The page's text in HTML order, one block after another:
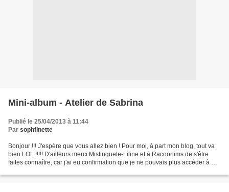
Mini-album - Atelier de Sabrina
Publié le 25/04/2013 à 11:44
Par sophfinette
Bonjour !!! J'espère que vous allez bien ! Pour moi, à part mon blog, tout va
bien LOL !!!!! D'ailleurs merci Mistinguete-Liline et à Racoonims de s'être
faites connaître, car j'ai eu confirmation que je ne pouvais plus accéder à ma